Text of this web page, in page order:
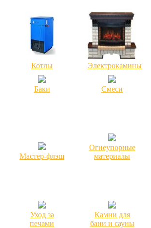
Котлы Электрокамины
Баки Смеси
Мастер-флэш
Огнеупорные
материалы
Уход за
печами
Камни для
бани и сауны